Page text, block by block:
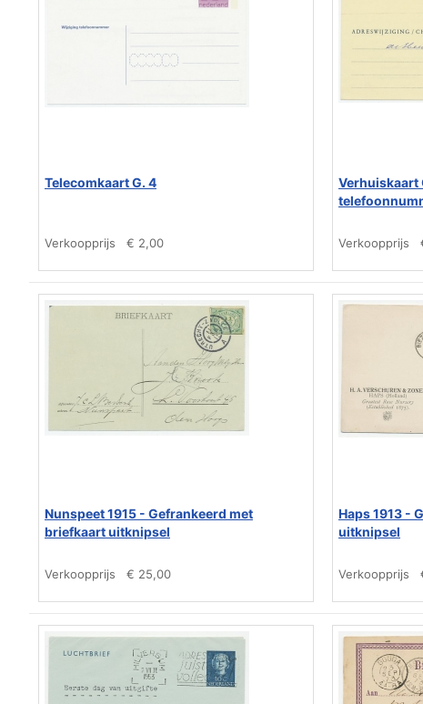
Telecomkaart G. 4
Verkoopprijs € 2,00
Verhuiskaart
Verkoopprijs
Nunspeet 1915 - Gefrankeerd met
briefkaart uitknipsel
Verkoopprijs € 25,00
Haps 1913 -
uitknipsel
Verkoopprijs